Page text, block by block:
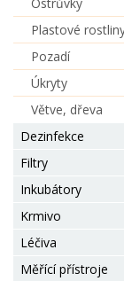
Plastové
Pozadí
Úkryty
Větve, dřeva
Dezinfekce
Filtry
Inkubátory
Krmivo
Léčiva
Měřící přístroje